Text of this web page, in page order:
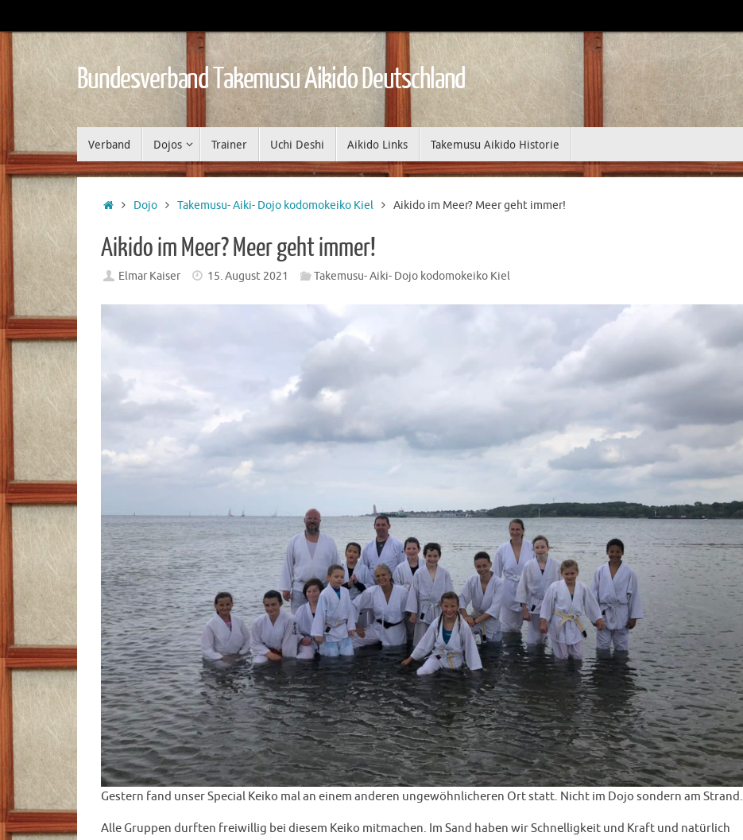
Inhalt
springen
Bundesverband Takemusu Aikido Deutschland
Inhalt
springen
Verband Dojos Trainer Uchi Deshi Aikido Links Takemusu Aikido Historie
StartDojo Takemusu- Aiki- Dojo kodomokeiko Kiel Aikido im Meer? Meer geht immer!
Aikido im Meer? Meer geht immer!
Elmar Kaiser 15. August 2021 Takemusu- Aiki- Dojo kodomokeiko Kiel
Gestern fand unser Special Keiko mal an einem anderen ungewöhnlicheren Ort statt. Nicht im Dojo sondern am Strand.
Alle Gruppen durften freiwillig bei diesem Keiko mitmachen. Im Sand haben wir Schnelligkeit und Kraft und natürlich